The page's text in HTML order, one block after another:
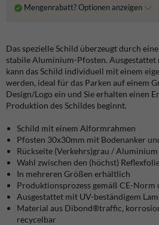
Mengenrabatt? Optionen anzeigen
Das spezielle Schild überzeugt durch
stabile Aluminium-Pfosten.
kann das Schild individuell mit einem
werden, ideal für das Parken auf einem
Design/Logo ein und Sie erhalten einen
Produktion des Schildes beginnt.
Schild mit einem Alformrahmen
Pfosten 30x30mm mit Bodenanker
Rückseite (Verkehrs)grau / Aluminium
Wahl zwischen den (höchst)
In mehreren Größen erhältlich
Produktionsprozess gemäß CE-
Ausgestattet mit UV-beständigem
Material aus Dibond®traffic,
recycelbar